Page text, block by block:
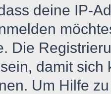
deine IP-
Die
damit
Um Hilfe